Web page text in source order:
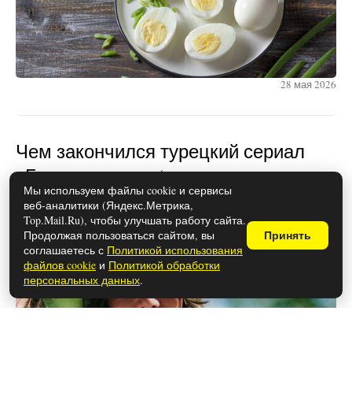
28 мая 2026
Чем закончился турецкий сериал
«Беззащитные» (осторожно,
спойлеры!)
Мы используем файлы cookie и сервисы
веб-аналитики (Яндекс.Метрика,
Top.Mail.Ru), чтобы улучшать работу сайта.
Продолжая пользоваться сайтом, вы
соглашаетесь с Политикой использования
файлов cookie и Политикой обработки
персональных данных.
Принять